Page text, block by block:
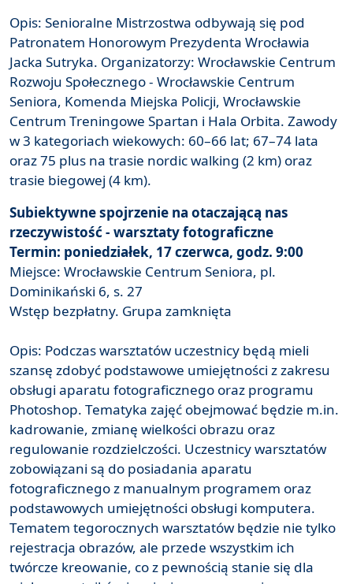
Opis: Senioralne Mistrzostwa odbywają się pod
Patronatem Honorowym Prezydenta Wrocławia
Jacka Sutryka. Organizatorzy: Wrocławskie Centrum
Rozwoju Społecznego - Wrocławskie Centrum
Seniora, Komenda Miejska Policji, Wrocławskie
Centrum Treningowe Spartan i Hala Orbita. Zawody
w 3 kategoriach wiekowych: 60–66 lat; 67–74 lata
oraz 75 plus na trasie nordic walking (2 km) oraz
trasie biegowej (4 km).
Subiektywne spojrzenie na otaczającą nas
rzeczywistość - warsztaty fotograficzne
Termin: poniedziałek, 17 czerwca, godz. 9:00
Miejsce: Wrocławskie Centrum Seniora, pl.
Dominikański 6, s. 27
Wstęp bezpłatny. Grupa zamknięta
Opis: Podczas warsztatów uczestnicy będą mieli
szansę zdobyć podstawowe umiejętności z zakresu
obsługi aparatu fotograficznego oraz programu
Photoshop. Tematyka zajęć obejmować będzie m.in.
kadrowanie, zmianę wielkości obrazu oraz
regulowanie rozdzielczości. Uczestnicy warsztatów
zobowiązani są do posiadania aparatu
fotograficznego z manualnym programem oraz
podstawowych umiejętności obsługi komputera.
Tematem tegorocznych warsztatów będzie nie tylko
rejestracja obrazów, ale przede wszystkim ich
twórcze kreowanie, co z pewnością stanie się dla